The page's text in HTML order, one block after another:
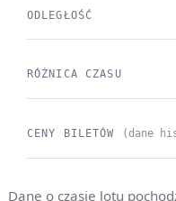
ODLEGŁOŚĆ
RÓŻNICA CZASU
CENY BILETÓW (dane
Dane o czasie lotu